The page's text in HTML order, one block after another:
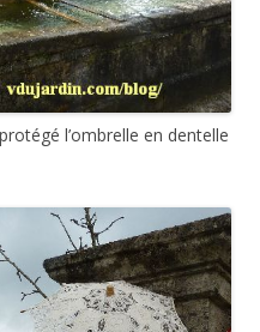
l’ombrelle en dentelle